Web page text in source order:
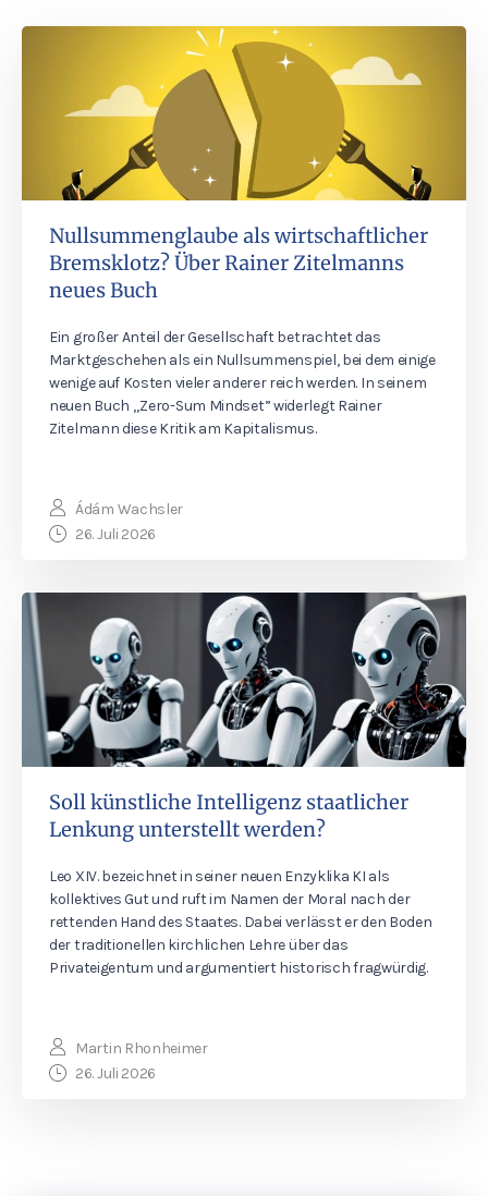
Nullsummenglaube als wirtschaftlicher
Bremsklotz? Über Rainer Zitelmanns
neues Buch
Ein großer Anteil der Gesellschaft betrachtet das
Marktgeschehen als ein Nullsummenspiel, bei dem einige
wenige auf Kosten vieler anderer reich werden. In seinem
neuen Buch „Zero-Sum Mindset” widerlegt Rainer
Zitelmann diese Kritik am Kapitalismus.
Ádám Wachsler
26. Juli 2026
Soll künstliche Intelligenz staatlicher
Lenkung unterstellt werden?
Leo XIV. bezeichnet in seiner neuen Enzyklika KI als
kollektives Gut und ruft im Namen der Moral nach der
rettenden Hand des Staates. Dabei verlässt er den Boden
der traditionellen kirchlichen Lehre über das
Privateigentum und argumentiert historisch fragwürdig.
Martin Rhonheimer
26. Juli 2026